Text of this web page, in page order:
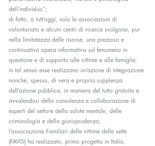
dell’individuo”;
di fatto, a tutt’oggi, solo le associazioni di
volontariato e alcuni centri di ricerca svolgono, pur
nella limitatezza delle risorse, una preziosa e
continuativa opera informativa sul fenomeno in
questione e di supporto alle vittime e alle famiglie;
in tal senso esse realizzano un’azione di integrazione
nonché, spesso, di vera e propria supplenza
dell’azione pubblica, in maniera del tutto gratuita e
avvalendosi della consulenza e collaborazione di
esperti del settore della salute mentale, delle
criminologia e della giurisprudenza;
l’associazione Familiari delle vittime delle sette
(FAVIS) ha realizzato, primo progetto in Italia,